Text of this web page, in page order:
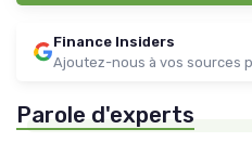
Finance Insiders
Ajoutez-nous à vos sources
Parole d'experts